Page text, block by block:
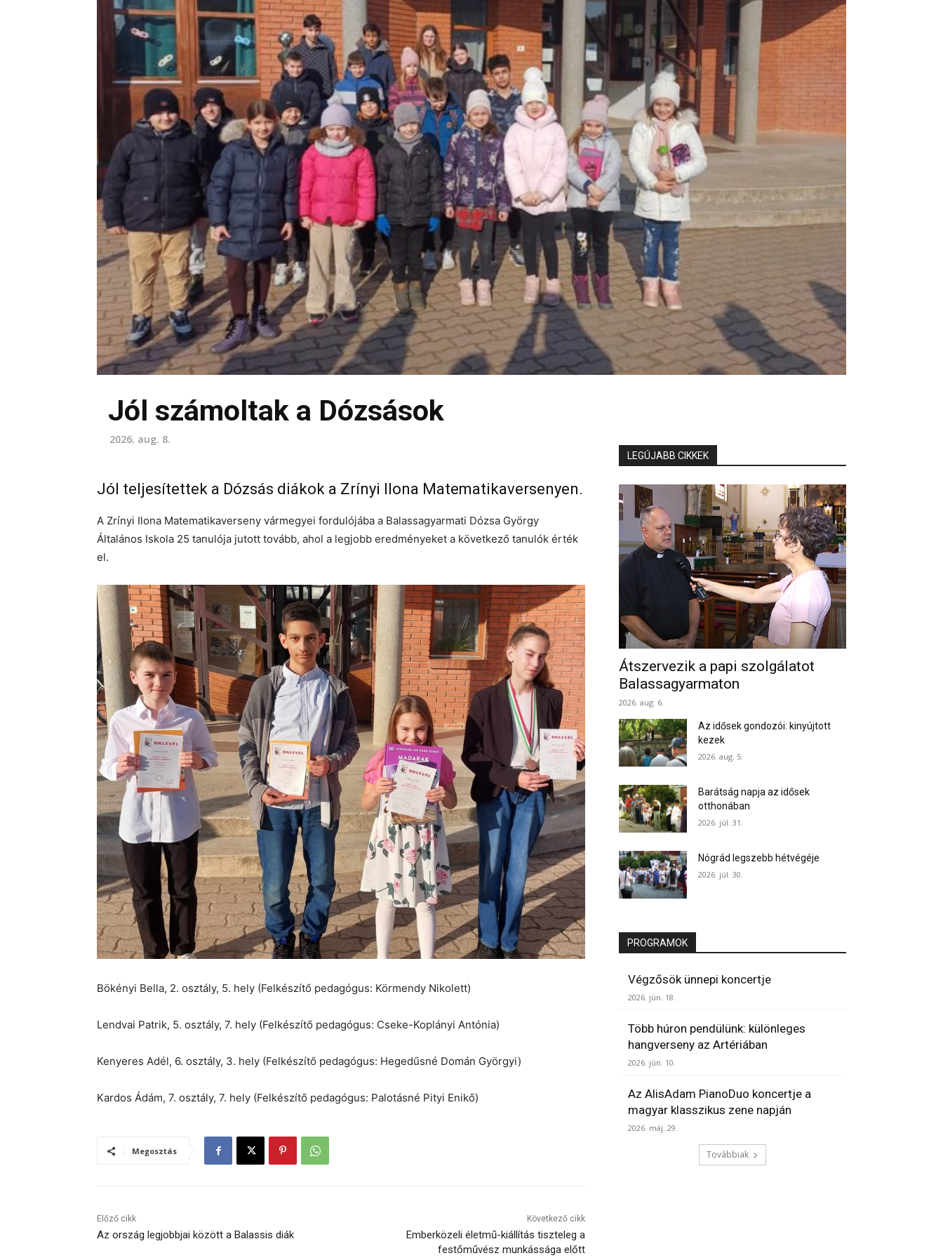
Jól számoltak a Dózsások
2026. aug. 8.
Jól teljesítettek a Dózsás diákok a Zrínyi Ilona Matematikaversenyen.
A Zrínyi Ilona Matematikaverseny vármegyei fordulójába a Balassagyarmati Dózsa György
Általános Iskola 25 tanulója jutott tovább, ahol a legjobb eredményeket a következő tanulók érték
el.
Bökényi Bella, 2. osztály, 5. hely (Felkészítő pedagógus: Körmendy Nikolett)
Lendvai Patrik, 5. osztály, 7. hely (Felkészítő pedagógus: Cseke-Koplányi Antónia)
Kenyeres Adél, 6. osztály, 3. hely (Felkészítő pedagógus: Hegedűsné Domán Györgyi)
Kardos Ádám, 7. osztály, 7. hely (Felkészítő pedagógus: Palotásné Pityi Enikő)
Megosztás
Előző cikk
Az ország legjobbjai között a Balassis diák
Következő cikk
Emberközeli életmű-kiállítás tiszteleg a
festőművész munkássága előtt
LEGÚJABB CIKKEK
Átszervezik a papi szolgálatot
Balassagyarmaton
2026. aug. 6.
Az idősek gondozói: kinyújtott
kezek
2026. aug. 5.
Barátság napja az idősek
otthonában
2026. júl. 31.
Nógrád legszebb hétvégéje
2026. júl. 30.
PROGRAMOK
Végzősök ünnepi koncertje
2026. jún. 18.
Több húron pendülünk: különleges
hangverseny az Artériában
2026. jún. 10.
Az AlisAdam PianoDuo koncertje a
magyar klasszikus zene napján
2026. máj. 29.
Továbbiak